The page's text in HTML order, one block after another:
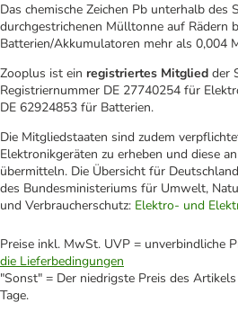
Das chemische Zeichen Pb unterhalb des
durchgestrichenen Mülltonne auf Rädern
Batterien/Akkumulatoren mehr als 0,004
Zooplus ist ein registriertes Mitglied der
Registriernummer DE 27740254 für
DE 62924853 für Batterien.
Die Mitgliedstaaten sind zudem
Elektronikgeräten zu erheben und diese
übermitteln. Die Übersicht für
des Bundesministeriums für Umwelt,
und Verbraucherschutz: Elektro- und
Preise inkl. MwSt. UVP = unverbindliche
die Lieferbedingungen
"Sonst" = Der niedrigste Preis des
Tage.